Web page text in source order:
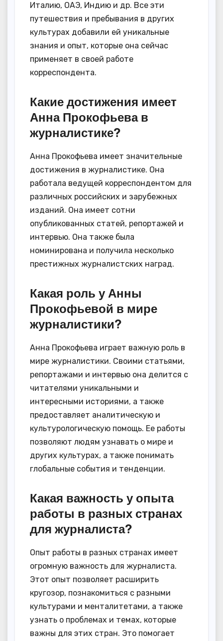
Италию, ОАЭ, Индию и др. Все эти
путешествия и пребывания в других
культурах добавили ей уникальные
знания и опыт, которые она сейчас
применяет в своей работе
корреспондента.
Какие достижения имеет
Анна Прокофьева в
журналистике?
Анна Прокофьева имеет значительные
достижения в журналистике. Она
работала ведущей корреспондентом для
различных российских и зарубежных
изданий. Она имеет сотни
опубликованных статей, репортажей и
интервью. Она также была
номинирована и получила несколько
престижных журналистских наград.
Какая роль у Анны
Прокофьевой в мире
журналистики?
Анна Прокофьева играет важную роль в
мире журналистики. Своими статьями,
репортажами и интервью она делится с
читателями уникальными и
интересными историями, а также
предоставляет аналитическую и
культурологическую помощь. Ее работы
позволяют людям узнавать о мире и
других культурах, а также понимать
глобальные события и тенденции.
Какая важность у опыта
работы в разных странах
для журналиста?
Опыт работы в разных странах имеет
огромную важность для журналиста.
Этот опыт позволяет расширить
кругозор, познакомиться с разными
культурами и менталитетами, а также
узнать о проблемах и темах, которые
важны для этих стран. Это помогает